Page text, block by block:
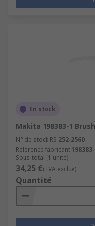
En stock
Makita 198383-1
N° de stock RS 252-2560
Référence fabricant 198383-
Sous-total (1 unité)
34,25 €(TVA exclue)
Quantité